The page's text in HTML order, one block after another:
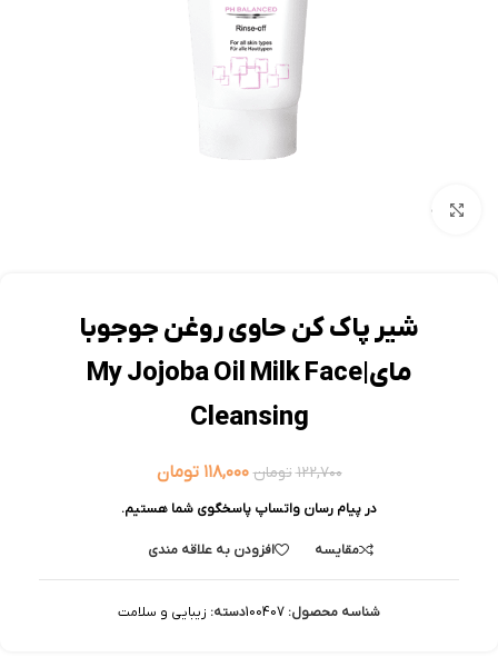
بزرگنمایی تصویر
شیر پاک کن حاوی روغن جوجوبا
مای|My Jojoba Oil Milk Face
Cleansing
۱۲۲,۷۰۰ تومان ۱۱۸,۰۰۰ تومان
در پیام رسان واتساپ پاسخگوی شما هستیم.
مقایسه افزودن به علاقه مندی
شناسه محصول: 100407دسته: زیبایی و سلامت